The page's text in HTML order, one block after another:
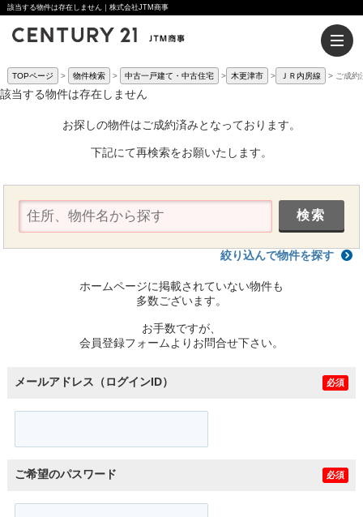
該当する物件は存在しません｜株式会社JTM商事
TOPページ 物件検索 中古一戸建て・中古住宅 木更津市 ＪＲ内房線 ご成約
該当する物件は存在しません
お探しの物件はご成約済みとなっております。
下記にて再検索をお願いたします。
絞り込んで物件を探す
ホームページに掲載されていない物件も
多数ございます。
お手数ですが、
会員登録フォームよりお問合せ下さい。
メールアドレス（ログインID） 必須
ご希望のパスワード 必須